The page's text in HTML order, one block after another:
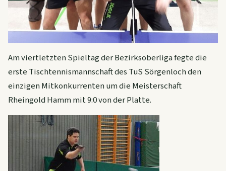
Am viertletzten Spieltag der Bezirksoberliga fegte die
erste Tischtennismannschaft des TuS Sörgenloch den
einzigen Mitkonkurrenten um die Meisterschaft
Rheingold Hamm mit 9:0 von der Platte.